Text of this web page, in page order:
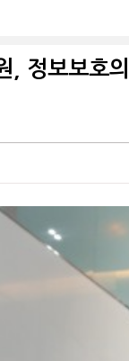
, 정보보호